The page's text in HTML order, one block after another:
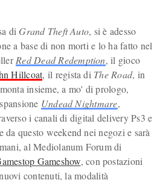
di Grand Theft Auto, si è adesso
a base di non morti e lo ha fatto nel
Red Dead Redemption, il gioco
Hillcoat, il regista di The Road, in
insieme, a mo' di prologo,
Undead Nightmare,
i canali di digital delivery Ps3 e
questo weekend nei negozi e sarà
al Mediolanum Forum di
Gameshow, con postazioni
contenuti, la modalità